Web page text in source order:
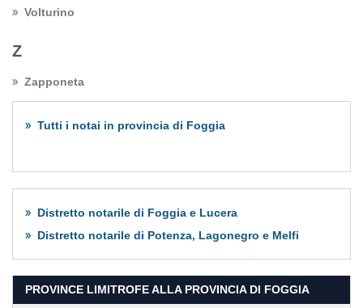
Volturino
Z
Zapponeta
Tutti i notai in provincia di Foggia
Distretto notarile di Foggia e Lucera
Distretto notarile di Potenza, Lagonegro e Melfi
PROVINCE LIMITROFE ALLA PROVINCIA DI FOGGIA